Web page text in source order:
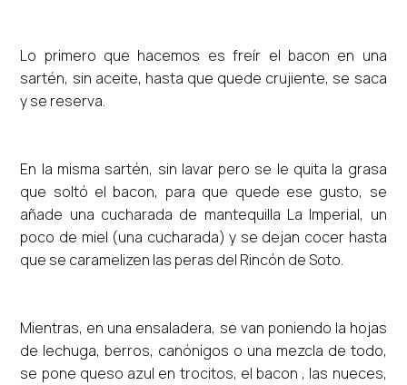
Lo primero que hacemos es freír el bacon en una
sartén, sin aceite, hasta que quede crujiente, se saca
y se reserva.
En la misma sartén, sin lavar pero se le quita la grasa
que soltó el bacon, para que quede ese gusto, se
añade una cucharada de mantequilla La Imperial, un
poco de miel (una cucharada) y se dejan cocer hasta
que se caramelizen las peras del Rincón de Soto.
Mientras, en una ensaladera, se van poniendo la hojas
de lechuga, berros, canónigos o una mezcla de todo,
se pone queso azul en trocitos, el bacon , las nueces,